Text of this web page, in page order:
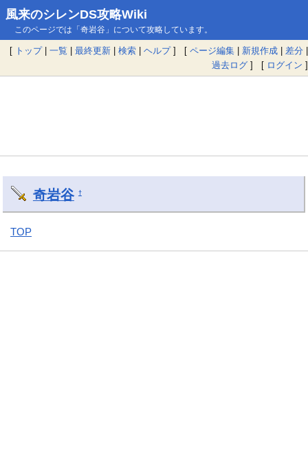
風来のシレンDS攻略Wiki
このページでは「奇岩谷」について攻略しています。
[ トップ| 一覧 | 最終更新 | 検索 | ヘルプ] [ ページ編集 | 新規作成 | 差分 |
過去ログ ] [ ログイン ]
奇岩谷 †
TOP